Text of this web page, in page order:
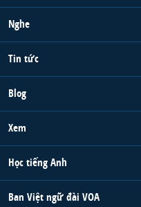
Nghe
Tin tức
Blog
Xem
Học tiếng Anh
Ban Việt ngữ đài VOA